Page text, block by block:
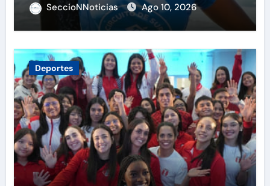
SeccioNNoticias Ago 10, 2026
Deportes